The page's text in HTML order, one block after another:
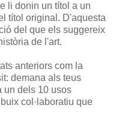
li donin un títol a un
títol original. D'aquesta
del que els suggereix
de l'art.
anteriors com la
demana als teus
un dels 10 usos
col·laboratiu que